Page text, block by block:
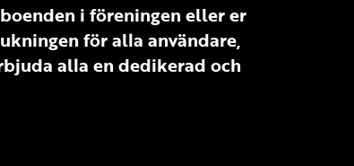
i föreningen eller er
för alla användare,
alla en dedikerad och